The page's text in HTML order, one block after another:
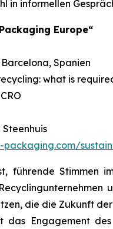
in informellen
Europe“
Spanien
what is
packaging.com/
führende Stimmen
die die Zukunft
das Engagement